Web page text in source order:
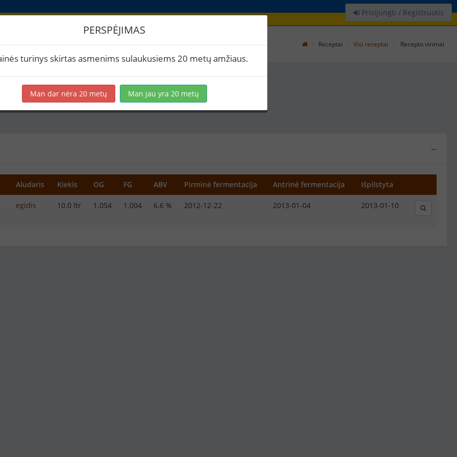
Prisijungti / Registruotis
Receptai Visi receptai Recepto virimai
americaAmerikietiškas IPA
−
Aludaris Kiekis OG FG ABV Pirminė fermentacija Antrinė fermentacija Išpilstyta
egidis 10.0 ltr 1.054 1.004 6.6 % 2012-12-22 2013-01-04 2013-01-10
PERSPĖJIMAS
turinys skirtas asmenims sulaukusiems 20 metų amžiaus.
Man dar nėra 20 metų Man jau yra 20 metų